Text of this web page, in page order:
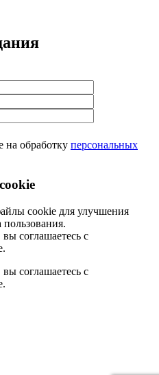
на обработку персональных
cookie для улучшения
соглашаетесь с
соглашаетесь с